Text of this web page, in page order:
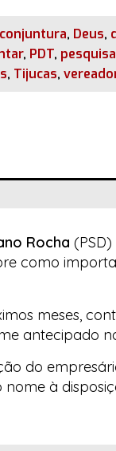
conjuntura, Deus,
, PDT, pesquisa
, Tijucas,
Rocha
como
meses,
antecipado
do
nome à